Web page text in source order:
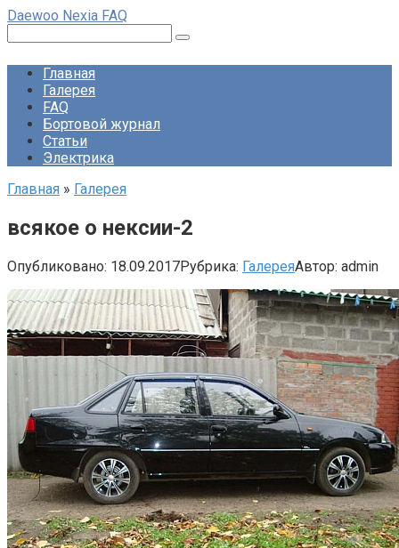
Перейти
контенту
Daewoo Nexia FAQ
Главная
Галерея
FAQ
Бортовой журнал
Статьи
Электрика
Главная » Галерея
всякое о нексии-2
Опубликовано: 18.09.2017Рубрика: ГалереяАвтор: admin